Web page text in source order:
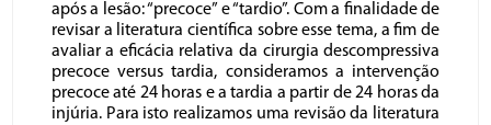
após a lesão: “precoce” e “tardio”. Com a finalidade de
revisar a literatura científica sobre esse tema, a fim de
avaliar a eficácia relativa da cirurgia descompressiva
precoce versus tardia, consideramos a intervenção
precoce até 24 horas e a tardia a partir de 24 horas da
injúria. Para isto realizamos uma revisão da literatura